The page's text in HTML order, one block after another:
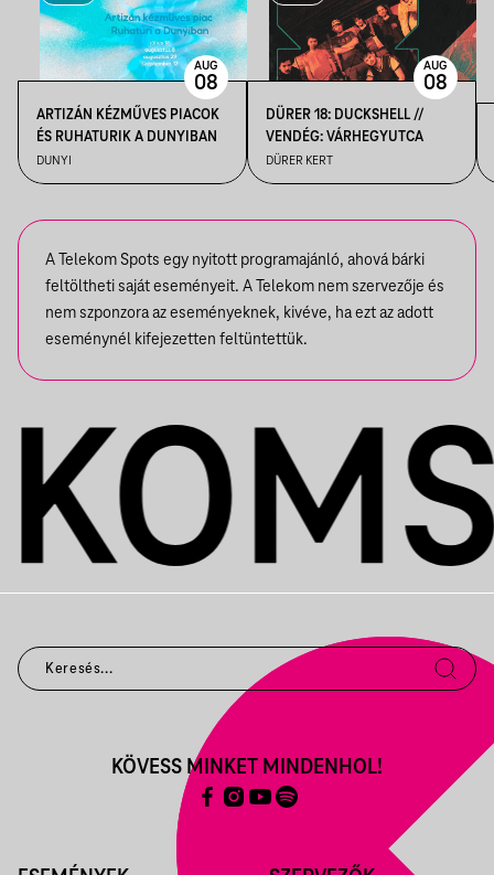
ARTIZÁN KÉZMŰVES PIACOK
ÉS RUHATURIK A DUNYIBAN
DUNYI
AUG
08
DÜRER 18: DUCKSHELL //
VENDÉG: VÁRHEGYUTCA
DÜRER KERT
AUG
08
A Telekom Spots egy nyitott programajánló, ahová bárki
feltöltheti saját eseményeit. A Telekom nem szervezője és
nem szponzora az eseményeknek, kivéve, ha ezt az adott
eseménynél kifejezetten feltüntettük.
KÖVESS MINKET MINDENHOL!